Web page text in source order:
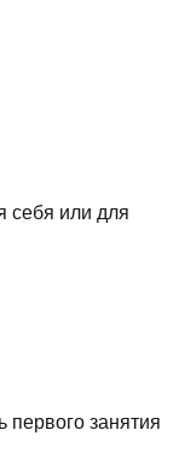
себя или для